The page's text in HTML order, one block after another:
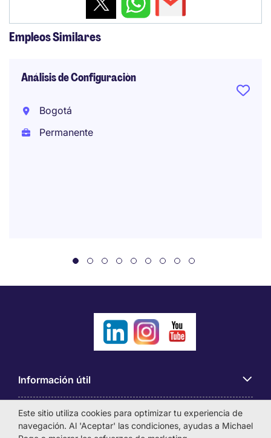
Empleos Similares
Análisis de Configuraciòn
Bogotá
Permanente
Información útil
Búsqueda de empleo
Este sitio utiliza cookies para optimizar tu experiencia de
navegación. Al 'Aceptar' las condiciones, ayudas a Michael